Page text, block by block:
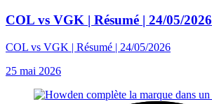
COL vs VGK | Résumé | 24/05/2026
COL vs VGK | Résumé | 24/05/2026
25 mai 2026